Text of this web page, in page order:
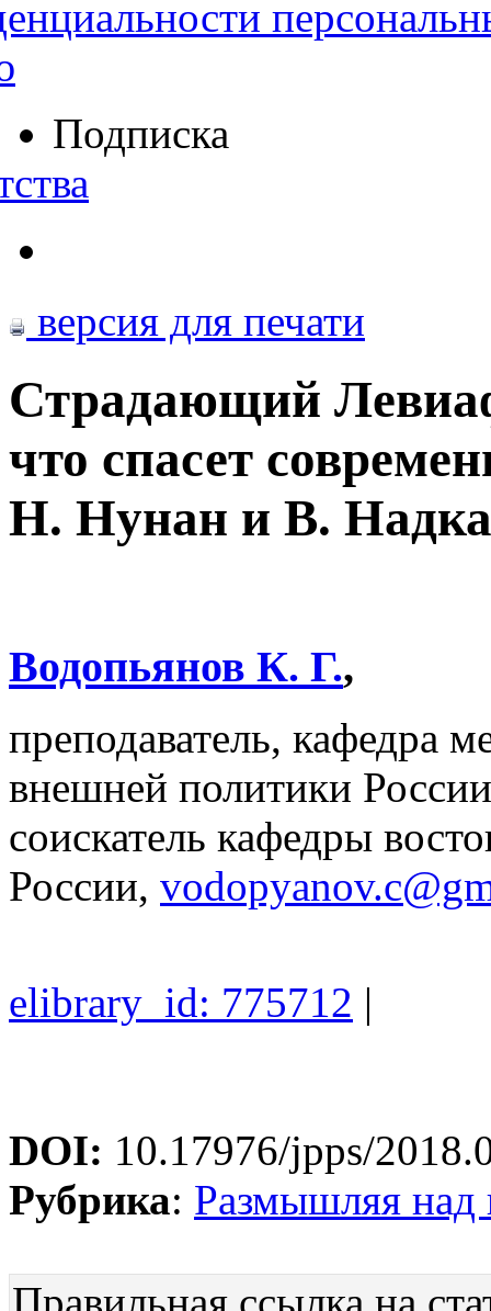
Подписка
версия для печати
Страдающий
что спасет
Н. Нунан и В.
Водопьянов К. Г.,
преподаватель, кафедра
внешней политики
соискатель кафедры
России,
elibrary_id: 775712 |
DOI: 10.17976/jpps/
Рубрика: Размышляя
Правильная ссылка на